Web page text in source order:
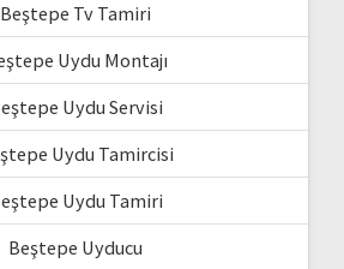
Beştepe Tv Tamiri
Uydu Montajı
Uydu Servisi
Uydu Tamircisi
Uydu Tamiri
Beştepe Uyducu